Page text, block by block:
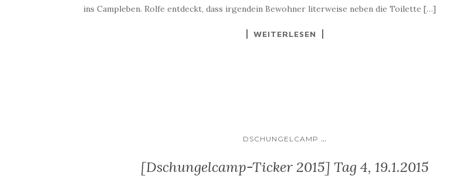
ins Campleben. Rolfe entdeckt, dass irgendein Bewohner literweise neben die Toilette […]
WEITERLESEN
DSCHUNGELCAMP ...
[Dschungelcamp-Ticker 2015] Tag 4, 19.1.2015